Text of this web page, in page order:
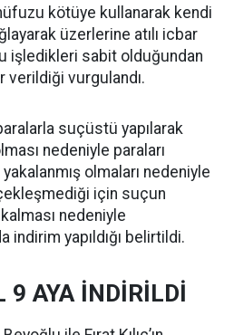
kötüye kullanarak kendi
üzerlerine atılı icbar
işledikleri sabit olduğundan
verildiği vurgulandı.
suçüstü yapılarak
nedeniyle paraları
olmaları nedeniyle
için suçun
nedeniyle
indirim yapıldığı belirtildi.
9 AYA İNDİRİLDİ